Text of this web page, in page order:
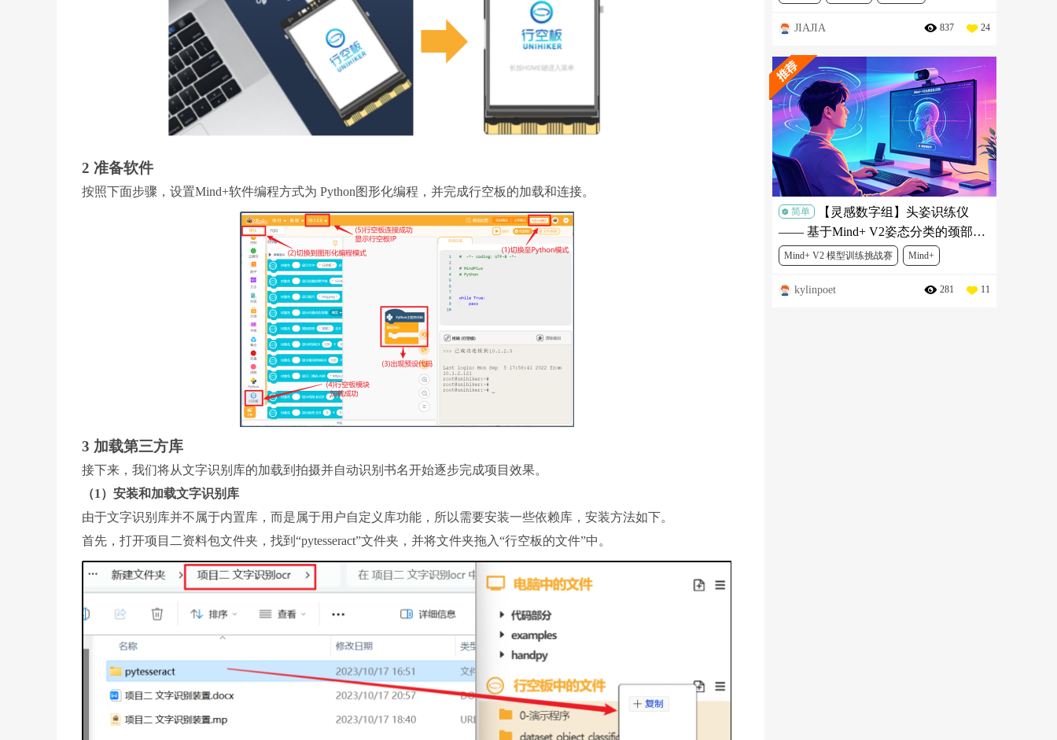
2 准备软件
按照下面步骤，设置Mind+软件编程方式为 Python图形化编程，并完成行空板的加载和连接。
3 加载第三方库
接下来，我们将从文字识别库的加载到拍摄并自动识别书名开始逐步完成项目效果。
（1）安装和加载文字识别库
由于文字识别库并不属于内置库，而是属于用户自定义库功能，所以需要安装一些依赖库，安装方法如下。
首先，打开项目二资料包文件夹，找到“pytesseract”文件夹，并将文件夹拖入“行空板的文件”中。
优秀作品案例
JIAJIA 837 24
简单
【灵感数字组】头姿识练仪
—— 基于Mind+ V2姿态分类的颈部舒
缓锻炼项目
Mind+ V2 模型训练挑战赛 Mind+
人工智能
kylinpoet 281 11